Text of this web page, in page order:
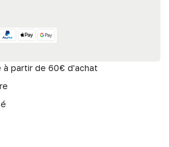
à partir de 60€ d'achat